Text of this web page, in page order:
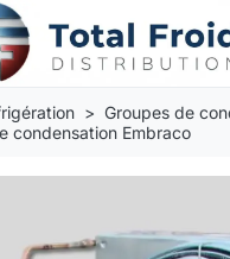
Groupes de
condensation Embraco